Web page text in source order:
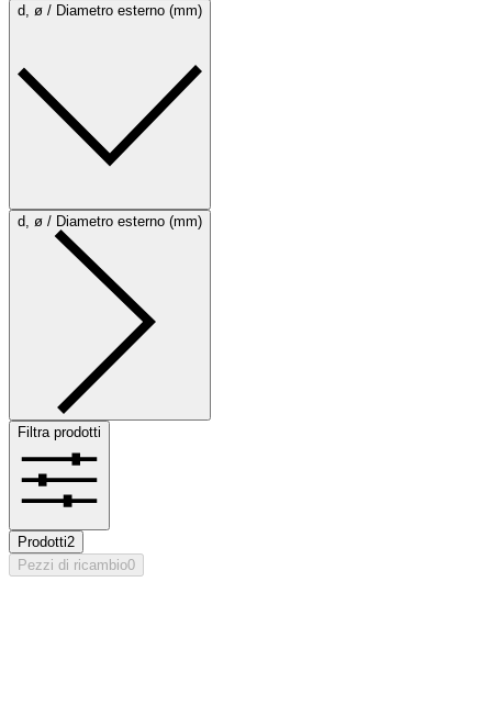
d, ø / Diametro esterno (mm)
d, ø / Diametro esterno (mm)
Filtra prodotti
Prodotti2
Pezzi di ricambio0